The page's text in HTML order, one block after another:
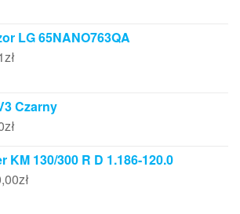
LG 65NANO763QA
zł
Czarny
zł
KM 130/300 R D 1.186-120.0
zł